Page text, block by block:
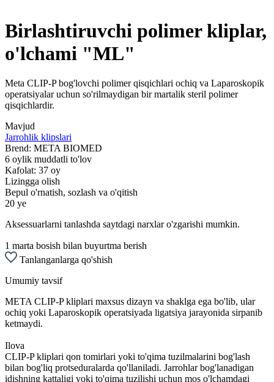
Birlashtiruvchi polimer kliplar,
o'lchami "ML"
Meta CLIP-P bog'lovchi polimer qisqichlari ochiq va Laparoskopik
operatsiyalar uchun so'rilmaydigan bir martalik steril polimer
qisqichlardir.
Mavjud
Jarrohlik klipslari
Brend: META BIOMED
6 oylik muddatli to'lov
Kafolat: 37 oy
Lizingga olish
Bepul o'rnatish, sozlash va o'qitish
20 ye
Aksessuarlarni tanlashda saytdagi narxlar o'zgarishi mumkin.
1 marta bosish bilan buyurtma berish
Tanlanganlarga qo'shish
Umumiy tavsif
META CLIP-P kliplari maxsus dizayn va shaklga ega bo'lib, ular
ochiq yoki Laparoskopik operatsiyada ligatsiya jarayonida sirpanib
ketmaydi.
Ilova
CLIP-P kliplari qon tomirlari yoki to'qima tuzilmalarini bog'lash
bilan bog'liq protseduralarda qo'llaniladi. Jarrohlar bog'lanadigan
idishning kattaligi yoki to'qima tuzilishi uchun mos o'lchamdagi